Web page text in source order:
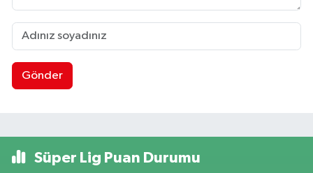
Gönder
Süper Lig Puan Durumu